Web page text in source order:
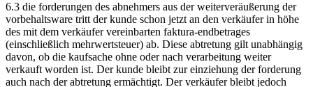
6.3 die forderungen des abnehmers aus der weiterveräußerung der
vorbehaltsware tritt der kunde schon jetzt an den verkäufer in höhe
des mit dem verkäufer vereinbarten faktura-endbetrages
(einschließlich mehrwertsteuer) ab. Diese abtretung gilt unabhängig
davon, ob die kaufsache ohne oder nach verarbeitung weiter
verkauft worden ist. Der kunde bleibt zur einziehung der forderung
auch nach der abtretung ermächtigt. Der verkäufer bleibt jedoch